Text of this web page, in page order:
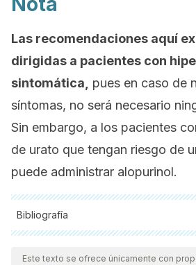
Las recomendaciones aquí
dirigidas a pacientes con
sintomática,
pues en caso de
síntomas, no será necesario
Sin embargo, a los pacientes
de urato que tengan riesgo de
puede administrar alopurinol.
Bibliografía
Todas las fuentes citadas fueron
nuestro equipo, para asegurar su
Este texto se ofrece únicamente con